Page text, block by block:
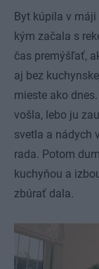
Byt kúpila v
kým začala s
čas premýšľať,
aj bez
mieste ako
vošla, lebo ju
svetla a nádych
rada. Potom
kuchyňou a
zbúrať dala.